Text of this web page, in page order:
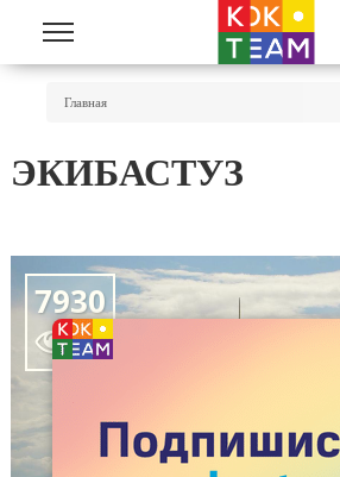
Перейти к основному содержанию
Главная
ЭКИБАСТУЗ
7930
